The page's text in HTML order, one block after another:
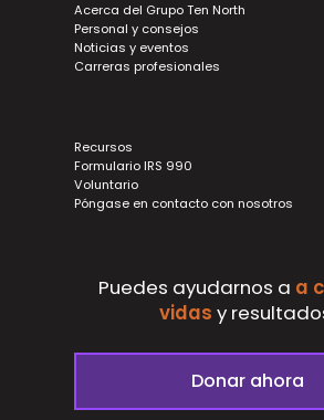
Acerca del Grupo Ten North
Personal y consejos
Noticias y eventos
Carreras profesionales
Recursos
Formulario IRS 990
Voluntario
Póngase en contacto con nosotros
Puedes ayudarnos a a
vidas y
Donar ahora